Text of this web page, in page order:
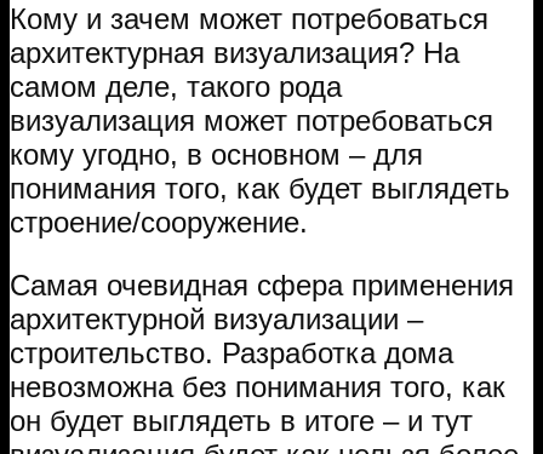
Кому и зачем может потребоваться
архитектурная визуализация? На
самом деле, такого рода
визуализация может потребоваться
кому угодно, в основном – для
понимания того, как будет выглядеть
строение/сооружение.
Самая очевидная сфера применения
архитектурной визуализации –
строительство. Разработка дома
невозможна без понимания того, как
он будет выглядеть в итоге – и тут